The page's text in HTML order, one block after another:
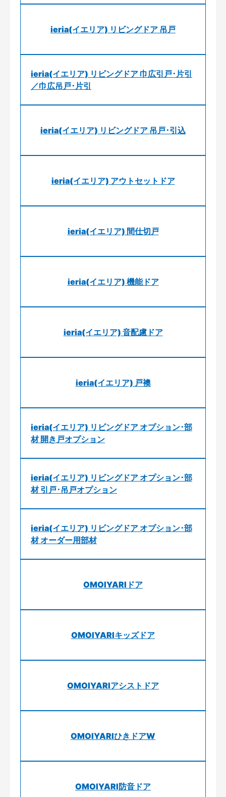
ieria(イエリア) リビングドア 吊戸
ieria(イエリア) リビングドア 巾広引戸･片引
／巾広吊戸･片引
ieria(イエリア) リビングドア 吊戸･引込
ieria(イエリア) アウトセットドア
ieria(イエリア) 間仕切戸
ieria(イエリア) 機能ドア
ieria(イエリア) 音配慮ドア
ieria(イエリア) 戸襖
ieria(イエリア) リビングドア オプション･部
材 開き戸オプション
ieria(イエリア) リビングドア オプション･部
材 引戸･吊戸オプション
ieria(イエリア) リビングドア オプション･部
材 オーダー用部材
OMOIYARIドア
OMOIYARIキッズドア
OMOIYARIアシストドア
OMOIYARIひきドアW
OMOIYARI防音ドア